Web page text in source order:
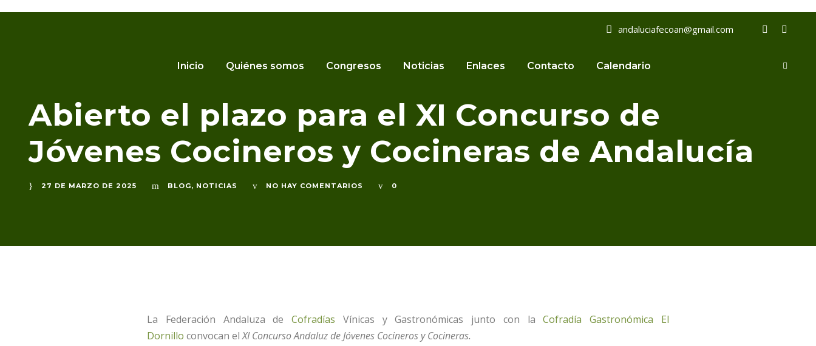
andaluciafecoan@gmail.com
Inicio Quiénes somos Congresos Noticias Enlaces Contacto Calendario
Abierto el plazo para el XI Concurso de
Jóvenes Cocineros y Cocineras de Andalucía
27 DE MARZO DE 2025 BLOG, NOTICIAS NO HAY COMENTARIOS 0
La Federación Andaluza deCofradías Vínicas y Gastronómicas junto con laCofradía Gastronómica El
Dornillo convocan elXI Concurso Andaluz de Jóvenes Cocineros y Cocineras.